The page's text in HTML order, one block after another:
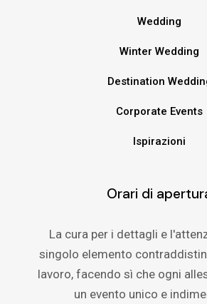
Wedding
Winter Wedding
Destination
Corporate Events
Ispirazioni
Orari di
La cura per i dettagli e
singolo elemento
lavoro, facendo sì che ogni
un evento unico e